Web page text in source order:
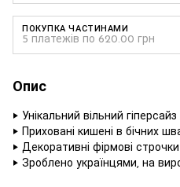
ПОКУПКА ЧАСТИНАМИ
5 платежів по 620.00 грн
Опис
‣ Унікальний вільний
‣ Приховані кишені в бічних
‣ Декоративні фірмові строчки
‣ Зроблено українцями, на